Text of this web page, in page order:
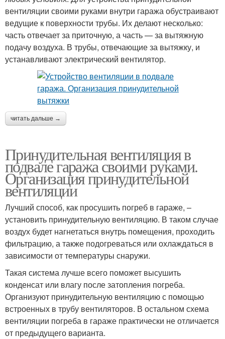
вентиляции своими руками внутри гаража обустраивают
ведущие к поверхности трубы. Их делают несколько:
часть отвечает за приточную, а часть — за вытяжную
подачу воздуха. В трубы, отвечающие за вытяжку, и
устанавливают электрический вентилятор.
читать дальше →
Принудительная вентиляция в
подвале гаража своими руками.
Организация принудительной
вентиляции
Лучший способ, как просушить погреб в гараже, –
установить принудительную вентиляцию. В таком случае
воздух будет нагнетаться внутрь помещения, проходить
фильтрацию, а также подогреваться или охлаждаться в
зависимости от температуры снаружи.
Такая система лучше всего поможет высушить
конденсат или влагу после затопления погреба.
Организуют принудительную вентиляцию с помощью
встроенных в трубу вентиляторов. В остальном схема
вентиляции погреба в гараже практически не отличается
от предыдущего варианта.